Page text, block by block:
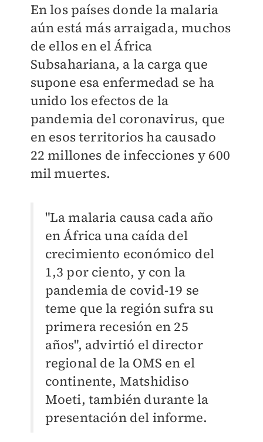
En los países donde la malaria
aún está más arraigada, muchos
de ellos en el África
Subsahariana, a la carga que
supone esa enfermedad se ha
unido los efectos de la
pandemia del coronavirus, que
en esos territorios ha causado
22 millones de infecciones y 600
mil muertes.
"La malaria causa cada año
en África una caída del
crecimiento económico del
1,3 por ciento, y con la
pandemia de covid-19 se
teme que la región sufra su
primera recesión en 25
años", advirtió el director
regional de la OMS en el
continente, Matshidiso
Moeti, también durante la
presentación del informe.